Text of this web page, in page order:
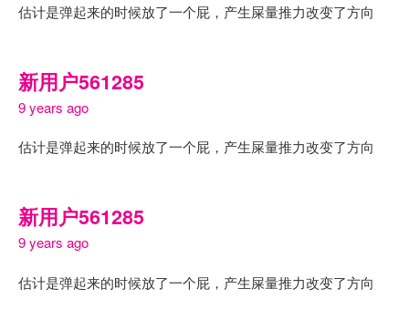
估计是弹起来的时候放了一个屁，产生屎量推力改变了方向
新用户561285
9 years ago
估计是弹起来的时候放了一个屁，产生屎量推力改变了方向
新用户561285
9 years ago
估计是弹起来的时候放了一个屁，产生屎量推力改变了方向